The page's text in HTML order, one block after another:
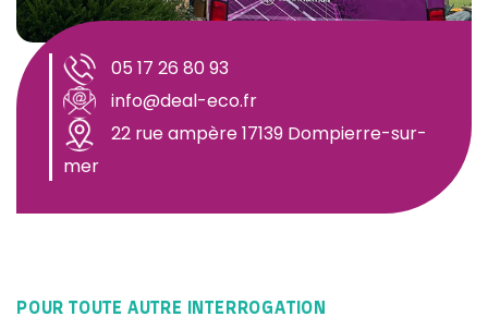
05 17 26 80 93
info@deal-eco.fr
22 rue ampère 17139 Dompierre-sur-
mer
POUR TOUTE AUTRE INTERROGATION